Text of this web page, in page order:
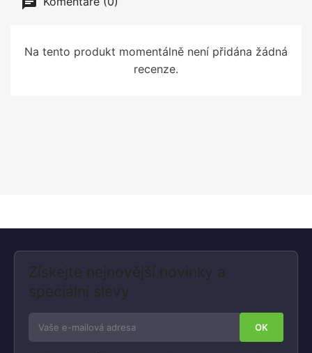
Na tento produkt momentálně není přidána žádná
recenze.
Získejte nejnovější novinky a
speciální slevy